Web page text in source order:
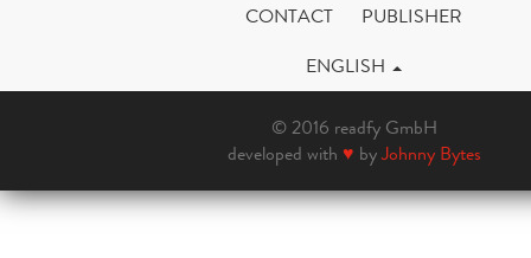
CONTACT
PUBLISHER
ENGLISH
© 2016 readfy GmbH
developed with ♥ byJohnny Bytes